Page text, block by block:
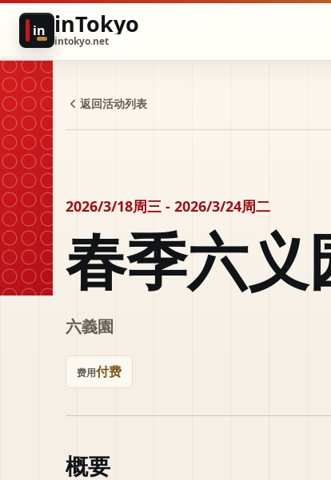
in inTokyo
intokyo.net
返回活动列表
2026/3/18周三 - 2026/3/24周二
春季六义
六義園
费用付费
概要